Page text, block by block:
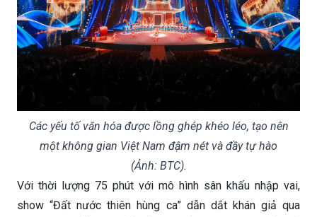
Các yếu tố văn hóa được lồng ghép khéo léo, tạo nên
một không gian Việt Nam đậm nét và đầy tự hào
(Ảnh: BTC).
Với thời lượng 75 phút với mô hình sân khấu nhập vai,
show “Đất nước thiên hùng ca” dẫn dắt khán giả qua